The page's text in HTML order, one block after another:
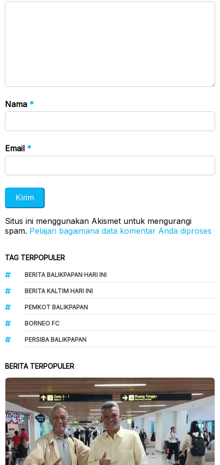
Nama *
Email *
Situs ini menggunakan Akismet untuk mengurangi
spam. Pelajari bagaimana data komentar Anda diproses
TAG TERPOPULER
BERITA BALIKPAPAN HARI INI
BERITA KALTIM HARI INI
PEMKOT BALIKPAPAN
BORNEO FC
PERSIBA BALIKPAPAN
BERITA TERPOPULER